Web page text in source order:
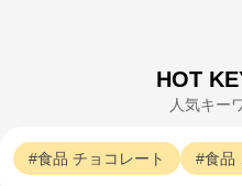
HOT
人気キー
食品 チョコレート 食品
公